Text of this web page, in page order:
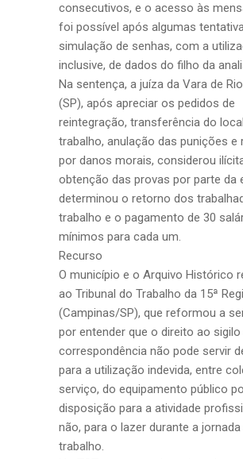
consecutivos, e o acesso às
foi possível após algumas
simulação de senhas, com a
inclusive, de dados do filho da
Na sentença, a juíza da Vara de
(SP), após apreciar os pedidos de
reintegração, transferência do
trabalho, anulação das punições e
por danos morais, considerou
obtenção das provas por parte da
determinou o retorno dos
trabalho e o pagamento de 30
mínimos para cada um.
Recurso
O município e o Arquivo Histórico
ao Tribunal do Trabalho da 15ª
(Campinas/SP), que reformou a
por entender que o direito ao sigilo
correspondência não pode servir
para a utilização indevida, entre
serviço, do equipamento público
disposição para a atividade
não, para o lazer durante a jornada
trabalho.